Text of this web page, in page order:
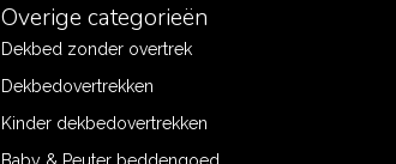
Overige categorieën
Dekbed zonder overtrek
Dekbedovertrekken
Kinder dekbedovertrekken